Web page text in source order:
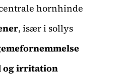
hornhinde
, især i sollys
og irritation